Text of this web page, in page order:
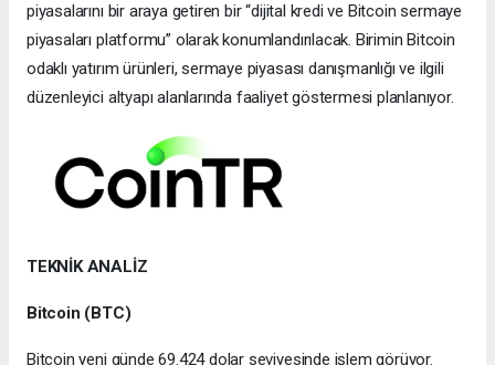
piyasalarını bir araya getiren bir “dijital kredi ve Bitcoin sermaye
piyasaları platformu” olarak konumlandırılacak. Birimin Bitcoin
odaklı yatırım ürünleri, sermaye piyasası danışmanlığı ve ilgili
düzenleyici altyapı alanlarında faaliyet göstermesi planlanıyor.
TEKNİK ANALİZ
Bitcoin (BTC)
Bitcoin yeni günde 69.424 dolar seviyesinde işlem görüyor.